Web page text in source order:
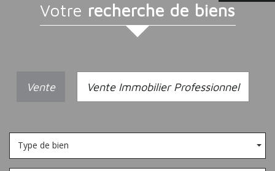
votre recherche de biens
Vente Vente Immobilier Professionnel
Type de bien